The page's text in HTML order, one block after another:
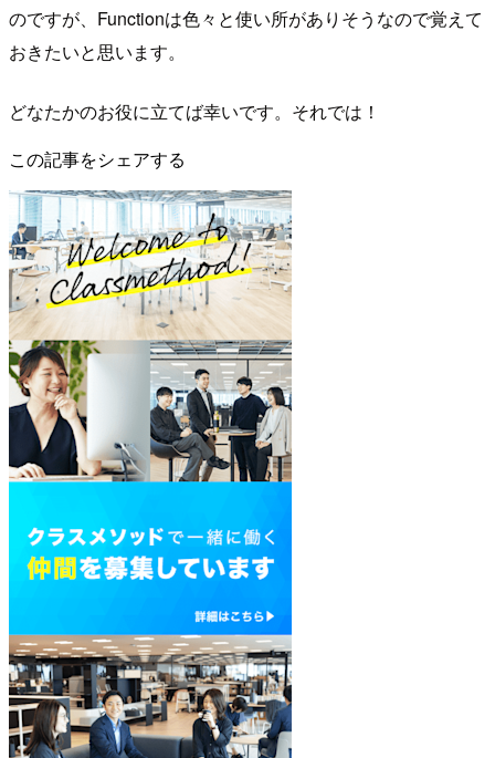
のですが、Functionは色々と使い所がありそうなので覚えて
おきたいと思います。
どなたかのお役に立てば幸いです。それでは！
この記事をシェアする